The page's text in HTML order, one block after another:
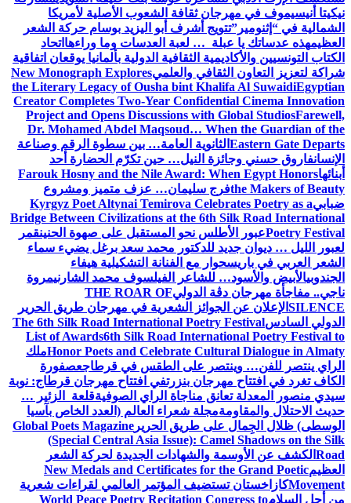
نيكيتا أنيسيموف في مهرجان ثقافة الشعوب الأصلية لأمريكا
الشمالية في “إثنومير”تتويج أشرف أبو اليزيد بوسام حركة الشعر
العظيمهذه عدساتك يا عبلة … لعبة العدسات وما وراءها اتحاد
الكتاب التونسيين والأكاديمية الثقافية الدولية بألمانيا يوقعان اتفاقية
شراكة لتعزيز التعاون الثقافي والعلميNew Monograph Explores
the Literary Legacy of Ousha bint Khalifa Al SuwaidiEgyptian
Creator Completes Two-Year Confidential Cinema Innovation
Project and Opens Discussions with Global StudiosFarewell,
Dr. Mohamed Abdel Maqsoud… When the Guardian of the
Eastern Gate Departs الثانوية العامة… بين سطوة الرقم وصناعة
الإنسانفاروق حسني وجائزة النيل… حين تكرّم الحضارة أحد
أبنائهاFarouk Hosny and the Nile Award: When Egypt Honors
the Makers of Beautyفرج سليمان… عزف متميز ومشروع
ضبابيKyrgyz Poet Altynai Temirova Celebrates Poetry as a
Bridge Between Civilizations at the 6th Silk Road International
Poetry Festivalعبور الأطلس نحو المستقبل على صهوة الحنينقمر
لعبور الليل … ديوان جديد للدكتور محمد سعد برغل يضيء سماء
الشعر العربي في باريسحوار مع الفنانة التشكيلية هيفاء
الجندوبيالأبيض والأسود… للشاعر الفيلسوف محمد الشارنيمروة
ناجي.. مفاجأة مهرجان دڨة الدوليTHE ROAR OF
SILENCE الإعلان عن الجوائز الشعرية في مهرجان طريق الحرير
الدولي السادسThe 6th Silk Road International Poetry Festival
List of Awards6th Silk Road International Poetry Festival to
Honor Poets and Celebrate Cultural Dialogue in Almatyملك
الراي ينتصر للفن… وينتصر على الطقس في قرطاجعصفورة
الكاف تغرد في افتتاح مهرجان بنزرتفي افتتاح مهرجان قرطاج: نوبة
سيدي منصور المعدلة تعانق مناجاة الراي الصوفيةقلعة الزئير …
حديث الاحتلال والمقاومةمجلة شعراء العالم (العدد الخاص بآسيا
الوسطى) ظلال الجِمال على طريق الحرير Global Poets Magazine
(Special Central Asia Issue): Camel Shadows on the Silk
Road الكشف عن الأوسمة والشهادات الجديدة لحركة الشعر
العظيمNew Medals and Certificates for the Grand Poetic
Movementكازاخستان تستضيف المؤتمر العالمي لقراءات شعرية
من أجل السلامWorld Peace Poetry Recitation Congress to